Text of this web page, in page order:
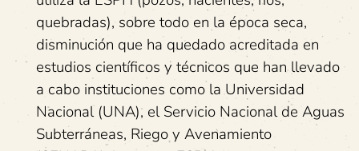
quebradas), sobre todo en la época seca,
disminución que ha quedado acreditada en
estudios científicos y técnicos que han llevado
a cabo instituciones como la Universidad
Nacional (UNA), el Servicio Nacional de Aguas
Subterráneas, Riego y Avenamiento